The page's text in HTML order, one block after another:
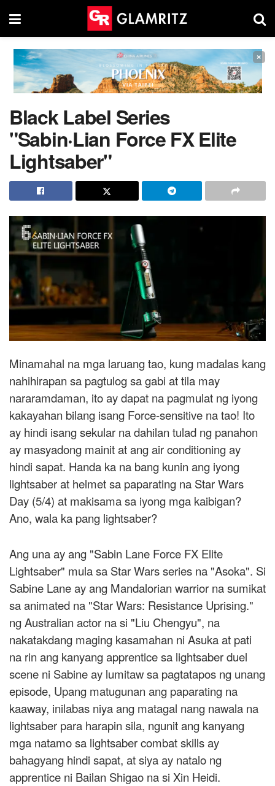
×
Black Label Series
"Sabin·Lian Force FX Elite
Lightsaber"
Minamahal na mga laruang tao, kung madalas kang
nahihirapan sa pagtulog sa gabi at tila may
nararamdaman, ito ay dapat na pagmulat ng iyong
kakayahan bilang isang Force-sensitive na tao! Ito
ay hindi isang sekular na dahilan tulad ng panahon
ay masyadong mainit at ang air conditioning ay
hindi sapat. Handa ka na bang kunin ang iyong
lightsaber at helmet sa paparating na Star Wars
Day (5/4) at makisama sa iyong mga kaibigan?
Ano, wala ka pang lightsaber?
Ang una ay ang "Sabin Lane Force FX Elite
Lightsaber" mula sa Star Wars series na "Asoka". Si
Sabine Lane ay ang Mandalorian warrior na sumikat
sa animated na "Star Wars: Resistance Uprising."
ng Australian actor na si "Liu Chengyu", na
nakatakdang maging kasamahan ni Asuka at pati
na rin ang kanyang apprentice sa lightsaber duel
scene ni Sabine ay lumitaw sa pagtatapos ng unang
episode, Upang matugunan ang paparating na
kaaway, inilabas niya ang matagal nang nawala na
lightsaber para harapin sila, ngunit ang kanyang
mga natamo sa lightsaber combat skills ay
bahagyang hindi sapat, at siya ay natalo ng
apprentice ni Bailan Shigao na si Xin Heidi.